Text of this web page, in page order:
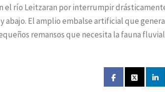
el río Leitzaran por interrumpir
abajo. El amplio embalse artificial que
remansos que necesita la fauna